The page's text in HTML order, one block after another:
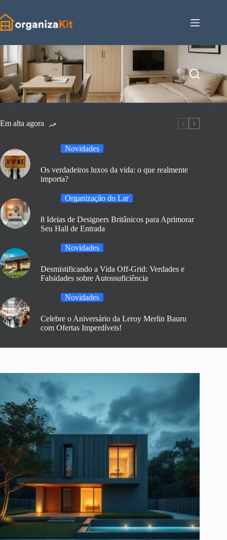
para
o
conteúdo
Em alta agora
Novidades
Os verdadeiros luxos da vida: o que realmente
importa?
Organização do Lar
8 Ideias de Designers Britânicos para Aprimorar
Seu Hall de Entrada
Novidades
Desmistificando a Vida Off-Grid: Verdades e
Falsidades sobre Autossuficiência
Novidades
Celebre o Aniversário da Leroy Merlin Bauru
com Ofertas Imperdíveis!